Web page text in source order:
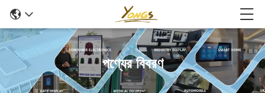
পণ্যের বিবরণ